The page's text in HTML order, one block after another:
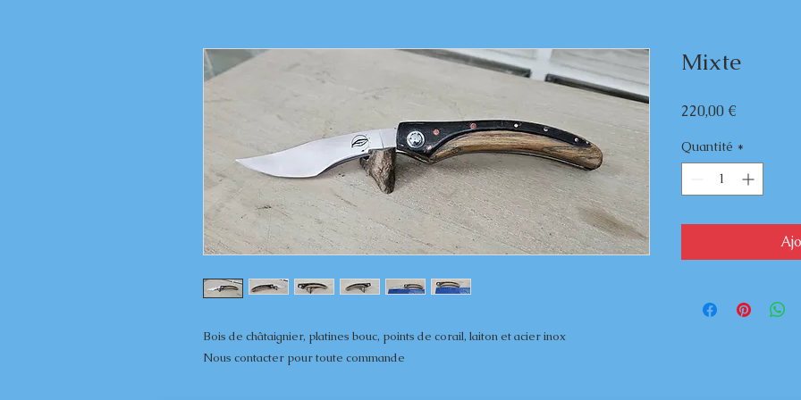
Bois de châtaignier, platines bouc, points de corail, laiton et acier inox
Nous contacter pour toute commande
Mixte
220,00 €
Quantité *